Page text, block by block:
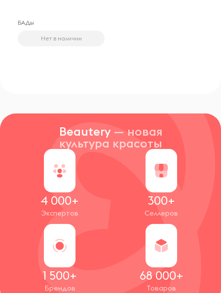
БАДы
Нет в наличии
Beautery — новая
культура красоты
4 000+
Экспертов
300+
Селлеров
1 500+
Брендов
68 000+
Товаров